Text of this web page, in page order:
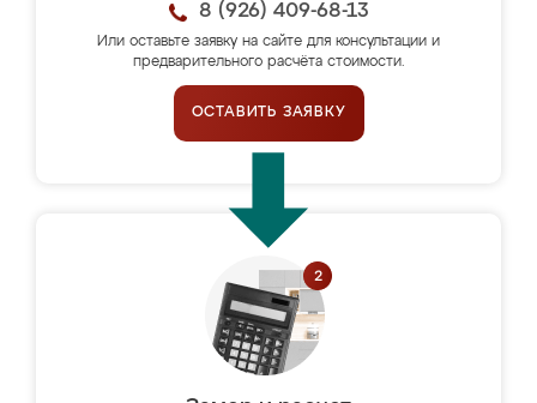
8 (926) 409-68-13
Или оставьте заявку на сайте для консультации и
предварительного расчёта стоимости.
ОСТАВИТЬ ЗАЯВКУ